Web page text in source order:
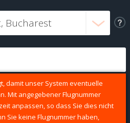
damit unser System eventuelle
Mit angegebener Flugnummer
anpassen, so dass Sie dies nicht
Sie keine Flugnummer haben,